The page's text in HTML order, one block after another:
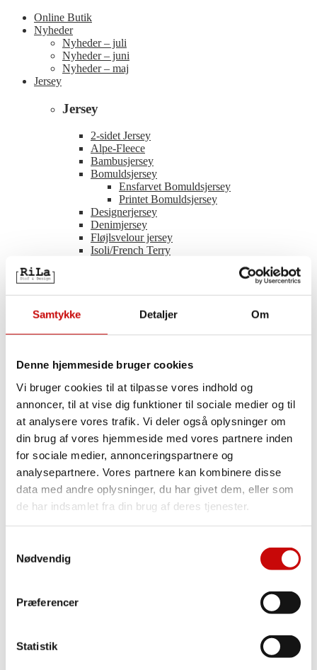
Samtykke Detaljer Om
Denne hjemmeside bruger cookies
Vi bruger cookies til at tilpasse vores indhold og
annoncer, til at vise dig funktioner til sociale medier og til
at analysere vores trafik. Vi deler også oplysninger om
din brug af vores hjemmeside med vores partnere inden
for sociale medier, annonceringspartnere og
analysepartnere. Vores partnere kan kombinere disse
data med andre oplysninger, du har givet dem, eller som
de har indsamlet fra din brug af deres tjenester.
Nødvendig
Præferencer
Statistik
Online Butik
Nyheder
Nyheder – juli
Nyheder – juni
Nyheder – maj
Jersey
Jersey
2-sidet Jersey
Alpe-Fleece
Bambusjersey
Bomuldsjersey
Ensfarvet Bomuldsjersey
Printet Bomuldsjersey
Designerjersey
Denimjersey
Fløjlsvelour jersey
Isoli/French Terry
Struktur Jersey
Uldjersey
Ensfarvet Viscosejersey
Printet Viscosejersey
Fast Stof
Fast Stof
Designer Vævede tekstiler
Bomuld
Ensfarvet Bomuld
Light & Lush – Bomulds Poplin